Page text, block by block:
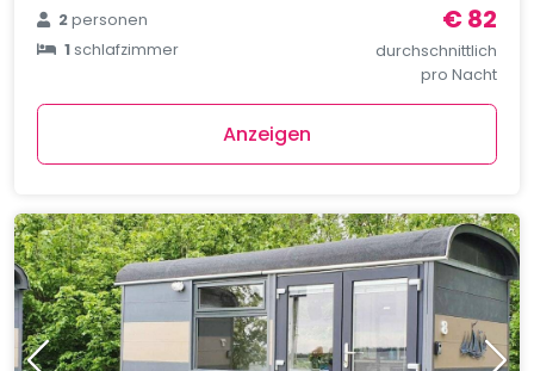
2personen
1schlafzimmer
€ 82
durchschnittlich
pro Nacht
Anzeigen